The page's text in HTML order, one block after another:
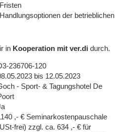
der betrieblichen
in Kooperation mit ver.di durch.
236706-120
bis 12.05.2023
- Sport- & Tagungshotel De
,- € Seminarkostenpauschale
frei) zzgl. ca. 634 ,- € für